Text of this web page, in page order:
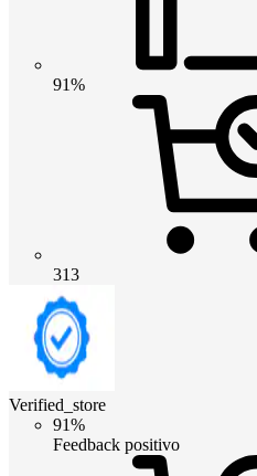
91%
313
Verified_store
91%
Feedback positivo